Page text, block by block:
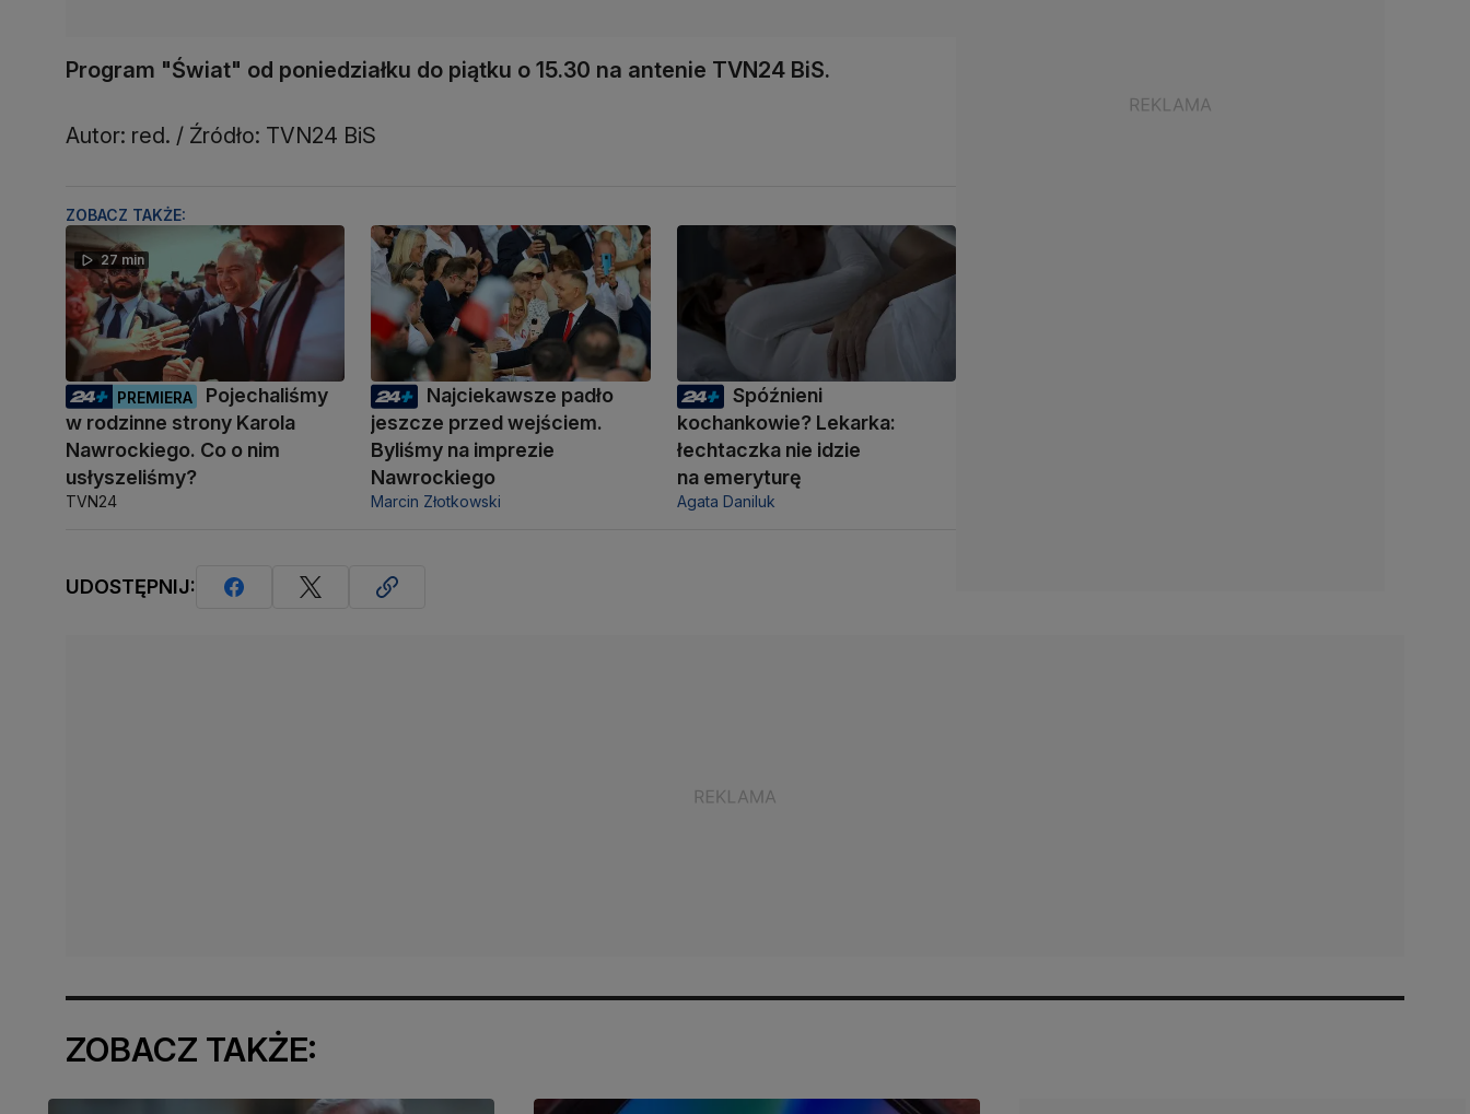
Program "Świat" od poniedziałku do piątku o 15.30 na antenie TVN24 BiS.
Autor: red. / Źródło: TVN24 BiS
ZOBACZ TAKŻE:
27 min
PREMIERA
Pojechaliśmy
w rodzinne strony Karola
Nawrockiego. Co o nim
usłyszeliśmy?
TVN24
Najciekawsze padło
jeszcze przed wejściem.
Byliśmy na imprezie
Nawrockiego
Marcin Złotkowski
Spóźnieni
kochankowie? Lekarka:
łechtaczka nie idzie
na emeryturę
Agata Daniluk
UDOSTĘPNIJ:
ZOBACZ TAKŻE: